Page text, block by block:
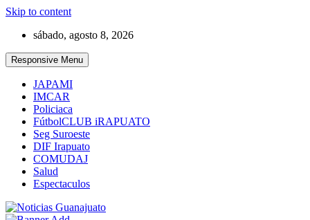
Skip to content
sábado, agosto 8, 2026
Responsive Menu
JAPAMI
IMCAR
Policiaca
FútbolCLUB iRAPUATO
Seg Suroeste
DIF Irapuato
COMUDAJ
Salud
Espectaculos